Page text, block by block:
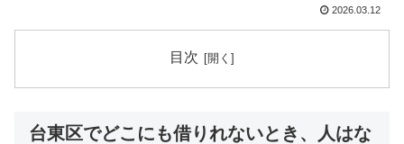
2026.03.12
目次
台東区でどこにも借りれないとき、人はな